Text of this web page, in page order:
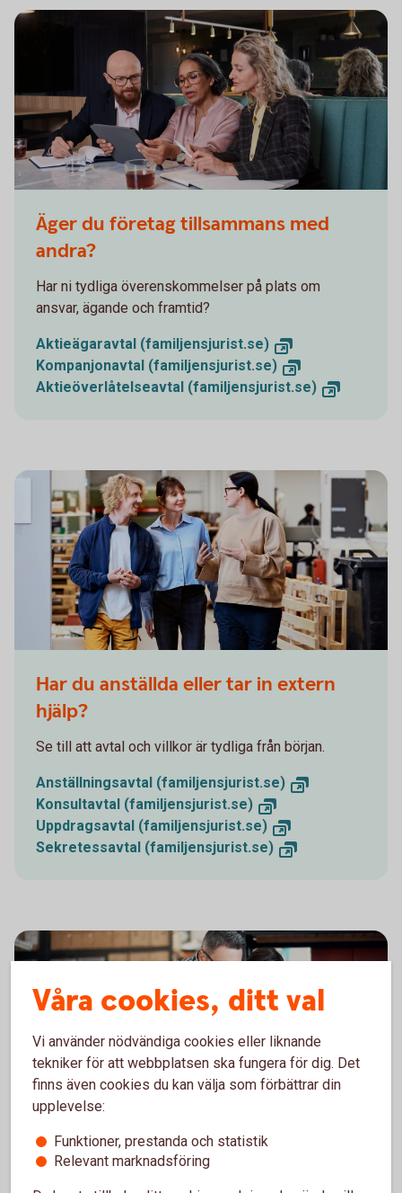
Äger du företag tillsammans med
andra?
Har ni tydliga överenskommelser på plats om
ansvar, ägande och framtid?
Aktieägaravtal (familjensjurist.se)
Kompanjonavtal (familjensjurist.se)
Aktieöverlåtelseavtal (familjensjurist.se)
Har du anställda eller tar in extern
hjälp?
Se till att avtal och villkor är tydliga från början.
Anställningsavtal (familjensjurist.se)
Konsultavtal (familjensjurist.se)
Uppdragsavtal (familjensjurist.se)
Sekretessavtal (familjensjurist.se)
Vill du ha koll på ekonomi och skatt?
Våra cookies, ditt val
Vi använder nödvändiga cookies eller liknande
tekniker för att webbplatsen ska fungera för dig. Det
finns även cookies du kan välja som förbättrar din
upplevelse:
Funktioner, prestanda och statistik
Relevant marknadsföring